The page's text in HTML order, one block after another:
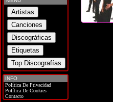
INFO
Política De Privacidad
Política De Cookies
Contacto